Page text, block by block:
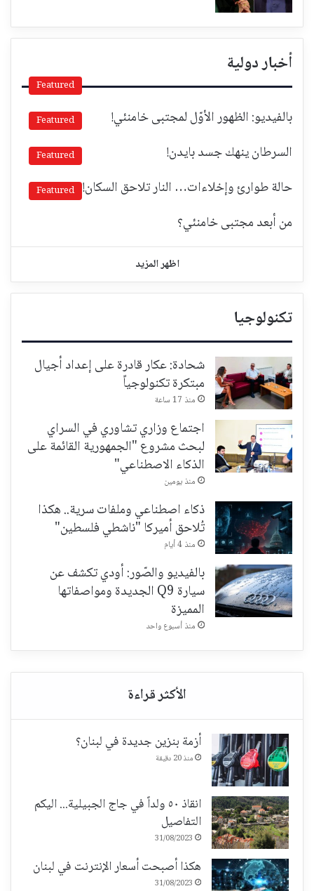
أخبار دولية
Featured
بالفيديو: الظهور الأوّل لمجتبى خامنئي! Featured
السرطان ينهك جسد بايدن! Featured
حالة طوارئ وإخلاءات… النار تلاحق السكان! Featured
من أبعد مجتبى خامنئي؟
اظهر المزيد
تكنولوجيا
شحادة: عكار قادرة على إعداد أجيال
مبتكرة تكنولوجياً
منذ 17 ساعة
اجتماع وزاري تشاوري في السراي
لبحث مشروع "الجمهورية القائمة على
الذكاء الاصطناعي"
منذ يومين
ذكاء اصطناعي وملفات سرية.. هكذا
تُلاحق أميركا "ناشطي فلسطين"
منذ 4 أيام
بالفيديو والصّور: أودي تكشف عن
سيارة Q9 الجديدة ومواصفاتها
المميزة
منذ أسبوع واحد
أزمة بنزين جديدة في لبنان؟
منذ 20 دقيقة
انقاذ ٥٠ ولداً في جاج الجبيلية... اليكم
التفاصيل
31/08/2023
هكذا أصبحت أسعار الإنترنت في لبنان
31/08/2023